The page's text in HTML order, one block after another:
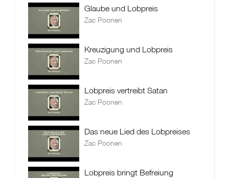
Glaube und Lobpreis
Zac Poonen
Kreuzigung und Lobpreis
Zac Poonen
Lobpreis vertreibt Satan
Zac Poonen
Das neue Lied des Lobpreises
Zac Poonen
Lobpreis bringt Befreiung